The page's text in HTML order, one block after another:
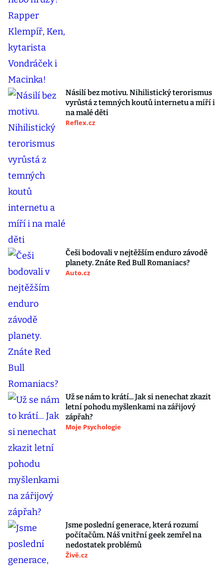
Násilí bez motivu. Nihilistický terorismus
vyrůstá z temných koutů internetu a míří i
na malé děti
Reflex.cz
Češi bodovali v nejtěžším enduro závodě
planety. Znáte Red Bull Romaniacs?
Auto.cz
Už se nám to krátí... Jak si nenechat zkazit
letní pohodu myšlenkami na zářijový
zápřah?
Moje Psychologie
Jsme poslední generace, která rozumí
počítačům. Náš vnitřní geek zemřel na
nedostatek problémů
Živě.cz